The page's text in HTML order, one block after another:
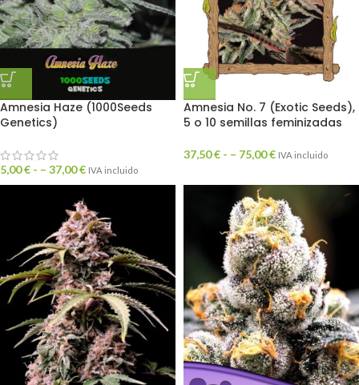
Amnesia Haze (1000Seeds
Genetics)
5,00€ - – 37,00€ IVA incluido
Amnesia No. 7 (Exotic Seeds),
5 o 10 semillas feminizadas
37,50€ - – 75,00€ IVA incluido